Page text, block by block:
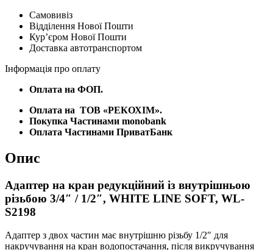
внутрішньою
різьбою
3/4"
/
WHITE
SOFT,
S2198
кількість
Самовивіз
Відділення Нової Пошти
Курʼєром Нової Пошти
Доставка автотранспортом
Інформація про оплату
Оплата на ФОП.
Оплата на ТОВ «РЕКОХІМ».
Покупка Частинами monobank
Оплата Частинами ПриватБанк
Опис
Адаптер на кран редукційний із внутрішньою
різьбою 3/4″ / 1/2″, WHITE LINE SOFT, WL-
S2198
Адаптер з двох частин має внутрішню різьбу 1/2″ для
накручування на кран водопостачання, після викручування